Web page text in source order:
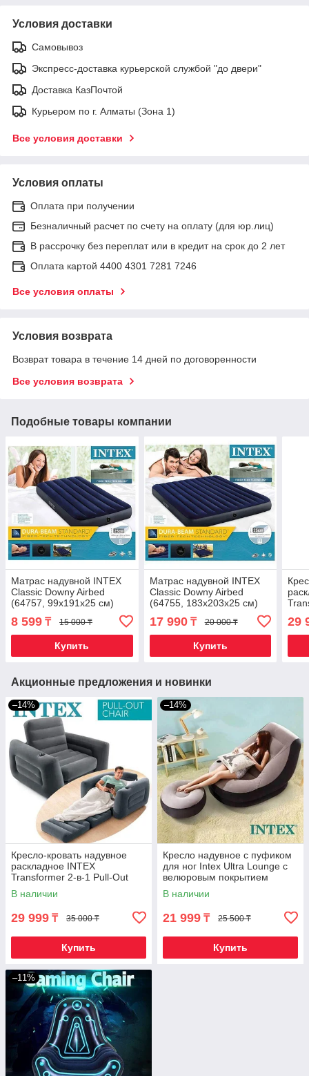
Условия доставки
Самовывоз
Экспресс-доставка курьерской службой "до двери"
Доставка КазПочтой
Курьером по г. Алматы (Зона 1)
Все условия доставки
Условия оплаты
Оплата при получении
Безналичный расчет по счету на оплату (для юр.лиц)
В рассрочку без переплат или в кредит на срок до 2 лет
Оплата картой 4400 4301 7281 7246
Все условия оплаты
Условия возврата
Возврат товара в течение 14 дней по договоренности
Все условия возврата
Подобные товары компании
Матрас надувной INTEX
Classic Downy Airbed
(64757, 99х191х25 см)
8 599 ₸ 15 000 ₸
Купить
Матрас надувной INTEX
Classic Downy Airbed
(64755, 183х203х25 см)
17 990₸ 20 000 ₸
Купить
29
Акционные предложения и новинки
–14%
Кресло-кровать надувное
раскладное INTEX
Transformer 2-в-1 Pull-Out
Chair
В наличии
29 999 ₸ 35 000 ₸
Купить
–14%
Кресло надувное c пуфиком
для ног Intex Ultra Lounge с
велюровым покрытием
(Серый)
В наличии
21 999 ₸ 25 500 ₸
Купить
–11%